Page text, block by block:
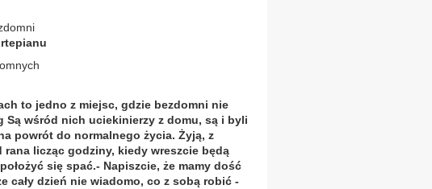
to jedno z miejsc, gdzie bezdomni nie
Są wśród nich uciekinierzy z domu, są i byli
powrót do normalnego życia. Żyją, z
licząc godziny, kiedy wreszcie będą
się spać.- Napiszcie, że mamy dość
cały dzień nie wiadomo, co z sobą robić -